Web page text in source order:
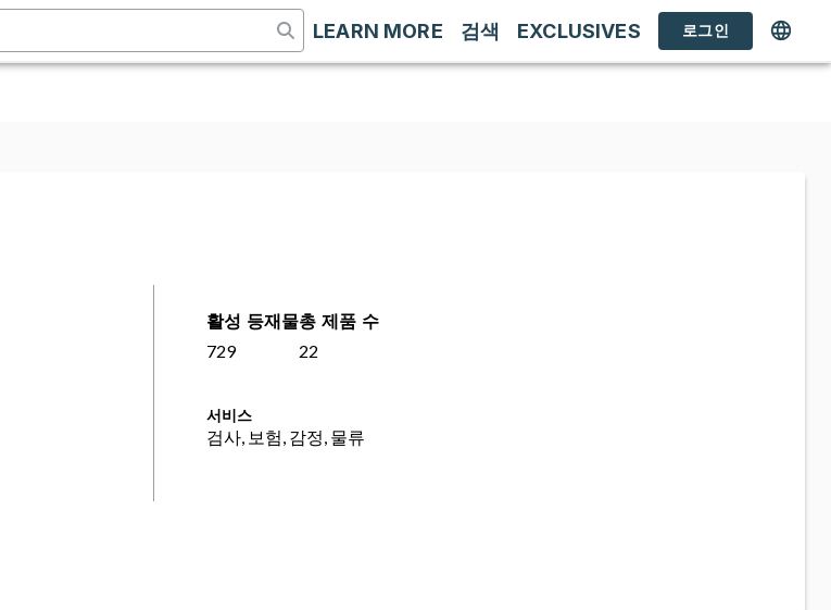
LEARN MORE 검색 EXCLUSIVES 로그인
활성 등재물
729
총 제품 수
22
서비스
검사, 보험, 감정, 물류